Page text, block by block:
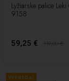
Lyžiarske palice
9158
59,25 € 119,00€
VÝPREDAJ